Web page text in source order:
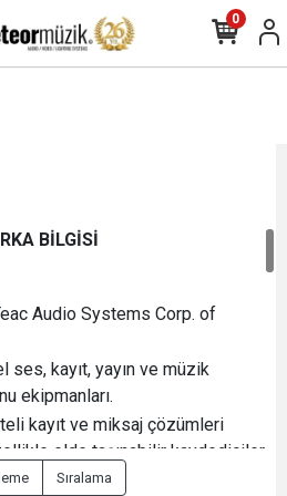
0
BİLGİSİ
Audio Systems Corp. of
ses, kayıt, yayın ve müzik
ekipmanları.
kayıt ve miksaj çözümleri
elde taşınabilir kaydediciler,
kaydediciler (Portastudio),
Sıralama